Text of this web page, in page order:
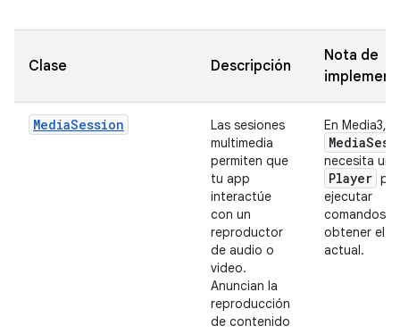
Clase Descripción
Nota de
MediaSession
Las sesiones
multimedia
permiten que
tu app
interactúe
con un
reproductor
de audio o
video.
Anuncian la
reproducción
de contenido
En Media3,
Media
necesita un
Player
ejecutar
comandos y
obtener el
actual.